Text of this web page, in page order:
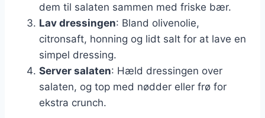
dem til salaten sammen med friske bær.
Lav dressingen: Bland olivenolie,
citronsaft, honning og lidt salt for at lave en
simpel dressing.
Server salaten: Hæld dressingen over
salaten, og top med nødder eller frø for
ekstra crunch.